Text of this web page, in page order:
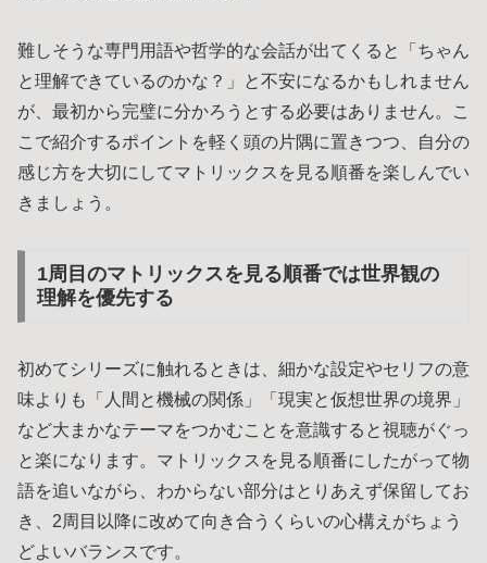
難しそうな専門用語や哲学的な会話が出てくると「ちゃん
と理解できているのかな？」と不安になるかもしれません
が、最初から完璧に分かろうとする必要はありません。こ
こで紹介するポイントを軽く頭の片隅に置きつつ、自分の
感じ方を大切にしてマトリックスを見る順番を楽しんでい
きましょう。
1周目のマトリックスを見る順番では世界観の
理解を優先する
初めてシリーズに触れるときは、細かな設定やセリフの意
味よりも「人間と機械の関係」「現実と仮想世界の境界」
など大まかなテーマをつかむことを意識すると視聴がぐっ
と楽になります。マトリックスを見る順番にしたがって物
語を追いながら、わからない部分はとりあえず保留してお
き、2周目以降に改めて向き合うくらいの心構えがちょう
どよいバランスです。